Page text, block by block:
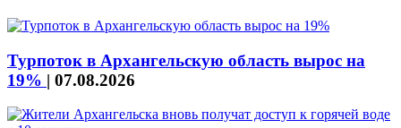
Турпоток в Архангельскую область вырос на
19% | 07.08.2026